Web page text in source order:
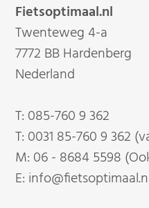
Fietsoptimaal.nl
Twenteweg 4-a
7772 BB Hardenberg
Nederland
T: 085-760 9 362
T: 0031 85-760 9 362
M: 06 - 8684 5598
E: